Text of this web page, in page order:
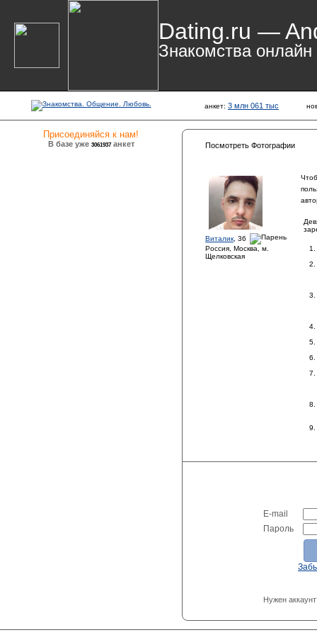
Dating.ru —
Знакомства онлайн
анкет: 3 млн 061 тыс
Присоединяйся к нам!
В базе уже 3061937анкет Посмотреть Фотографии
Виталик , 36
Россия, Москва, м.
Щелковская
E-mail
Пароль
Нужен